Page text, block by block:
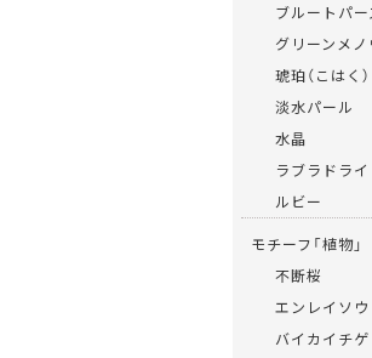
ブルートパー
グリーンメノ
琥珀（こはく）
淡水パール
水晶
ラブラドライ
ルビー
モチーフ「植物」
不断桜
エンレイソウ
バイカイチゲ